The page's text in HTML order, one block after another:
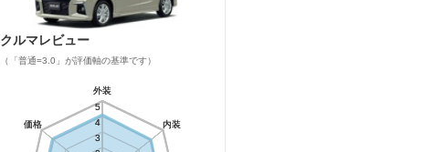
クルマレビュー
（「普通=3.0」が評価軸の基準です）
外装
内装
価格
3
4
5
外装
内装
価格
3
4
5